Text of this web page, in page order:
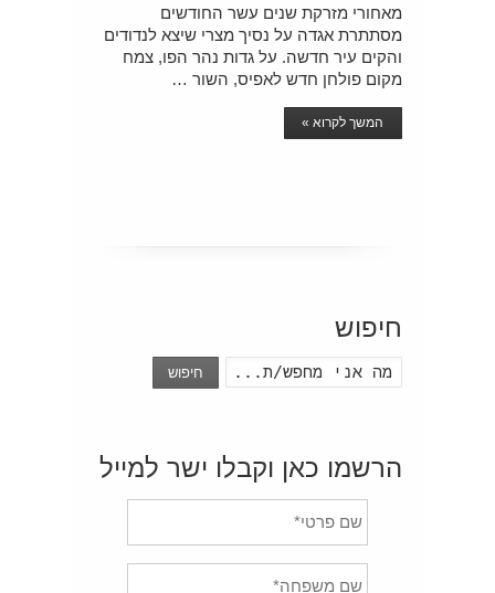
מאחורי מזרקת שנים עשר החודשים
מסתתרת אגדה על נסיך מצרי שיצא לנדודים
והקים עיר חדשה. על גדות נהר הפו, צמח
מקום פולחן חדש לאפיס, השור …
המשך לקרוא »
חיפוש
חיפוש
הרשמו כאן וקבלו ישר למייל